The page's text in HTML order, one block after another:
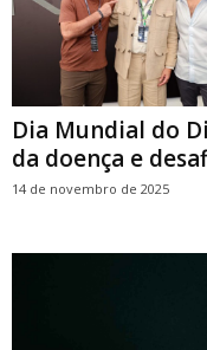
Dia Mundial do
da doença e
14 de novembro de 2025